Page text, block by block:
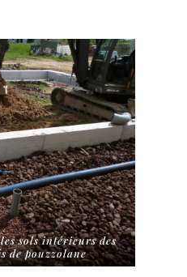
sols inté­rieurs des
de pouzzolane